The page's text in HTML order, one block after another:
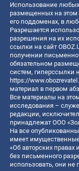
Использование
размещенных на этом
его поддоменах, в
Разрешается
разрешения на их
ссылки на сайт
получении
обязательном
систем, гиперссылки
https://
материал в первом
Все материалы на
исследования –
редакции,
принадлежат ООО
На все
имеет
«Об авторских
без письменного
использовать, они